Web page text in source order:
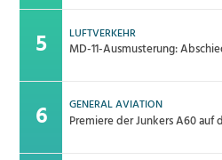
LUFTVERKEHR
MD-11-Ausmusterung:
GENERAL AVIATION
Premiere der Junkers A60 auf